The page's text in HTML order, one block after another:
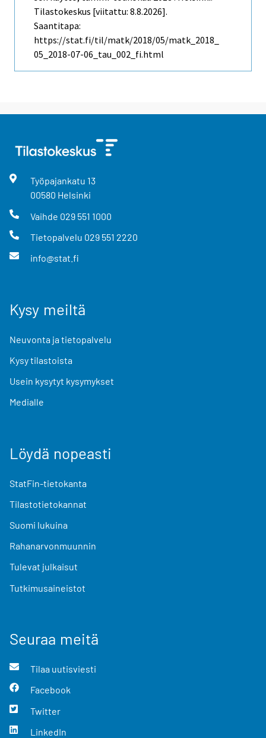
Tilastokeskus [viitattu: 8.8.2026].
Saantitapa:
https://stat.fi/til/matk/2018/05/matk_2018_
05_2018-07-06_tau_002_fi.html
Työpajankatu 13
00580 Helsinki
Vaihde 029 551 1000
Tietopalvelu 029 551 2220
info@stat.fi
Kysy meiltä
Neuvonta ja tietopalvelu
Kysy tilastoista
Usein kysytyt kysymykset
Medialle
Löydä nopeasti
StatFin-tietokanta
Tilastotietokannat
Suomi lukuina
Rahanarvonmuunnin
Tulevat julkaisut
Tutkimusaineistot
Seuraa meitä
Tilaa uutisviesti
Facebook
Twitter
LinkedIn